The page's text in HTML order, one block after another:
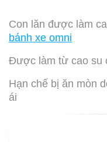
Con lăn được làm
bánh xe omni
Được làm từ cao su
Hạn chế bị ăn mòn
ái